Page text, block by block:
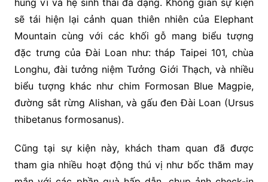
sẽ tái hiện lại cảnh quan thiên nhiên của Elephant
Mountain cùng với các khối gỗ mang biểu tượng
đặc trưng của Đài Loan như: tháp Taipei 101, chùa
Longhu, đài tưởng niệm Tưởng Giới Thạch, và nhiều
biểu tượng khác như chim Formosan Blue Magpie,
đường sắt rừng Alishan, và gấu đen Đài Loan (Ursus
thibetanus formosanus).
Cũng tại sự kiện này, khách tham quan đã được
tham gia nhiều hoạt động thú vị như bốc thăm may